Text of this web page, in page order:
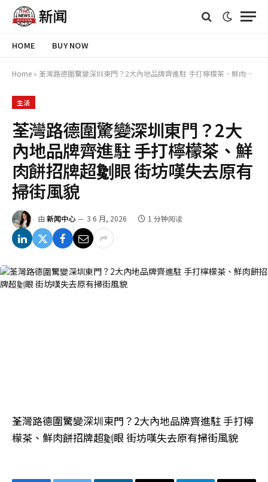
HOME BUY NOW
Home » 荃灣路德圍驚變深圳東門？2大內地品牌齊進駐 手打檸檬茶、鮮肉餅招牌超劖眼 街坊嘆失去原有掃街風貌
生活
荃灣路德圍驚變深圳東門？2大
內地品牌齊進駐 手打檸檬茶、鮮
肉餅招牌超劖眼 街坊嘆失去原有
掃街風貌
由 新闻中心 3 6 月, 2026 1 分钟阅读
荃灣路德圍驚變深圳東門？2大內地品牌齊進駐 手打檸
檬茶、鮮肉餅招牌超劖眼 街坊嘆失去原有掃街風貌